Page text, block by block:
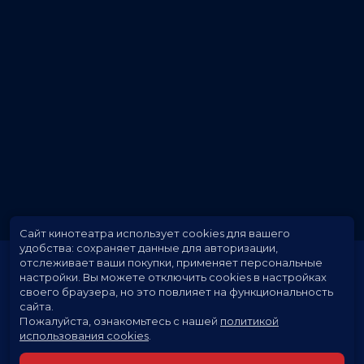
Расписание
Сайт кинотеатра использует cookies для вашего
удобства: сохраняет данные для авторизации,
отслеживает ваши покупки, применяет персональные
настройки. Вы можете отключить cookies в настройках
своего браузера, но это повлияет на функциональность
сайта.
Пожалуйста, ознакомьтесь с нашей политикой
использования cookies